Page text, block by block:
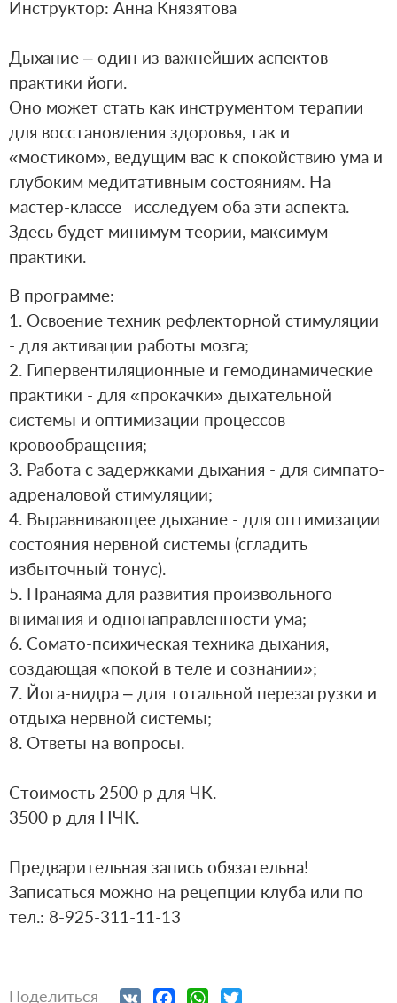
Инструктор: Анна Князятова⁣⁣⠀
Дыхание – один из важнейших аспектов
практики йоги. ⁣⁣⠀
Оно может стать как инструментом терапии
для восстановления здоровья, так и
«мостиком», ведущим вас к спокойствию ума и
глубоким медитативным состояниям. На
мастер-классе⠀исследуем оба эти аспекта.
Здесь будет минимум теории, максимум
практики.⁣⁣⠀
В программе:⁣⁣⠀
1. Освоение техник рефлекторной стимуляции
- для активации работы мозга;⁣⁣⠀
2. Гипервентиляционные и гемодинамические
практики - для «прокачки» дыхательной
системы и оптимизации процессов
кровообращения;⁣⁣⠀
3. Работа с задержками дыхания - для симпато-
адреналовой стимуляции;⁣⁣⠀
4. Выравнивающее дыхание - для оптимизации
состояния нервной системы (сгладить
избыточный тонус).⁣⁣⠀
5. Пранаяма для развития произвольного
внимания и однонаправленности ума;⁣⁣⠀
6. Cомато-психическая техника дыхания,
создающая «покой в теле и сознании»;⁣⁣⠀
7. Йога-нидра – для тотальной перезагрузки и
отдыха нервной системы;⁣⁣⠀
8. Ответы на вопросы.⁣⁣⠀
⁣⁣Стоимость 2500 р для ЧК.⁣⁣⠀
3500 р для НЧК.⁣⁣⠀
Предварительная запись обязательна!
Записаться можно на рецепции клуба или по
тел.: 8-925-311-11-13⁣⁣⠀
Поделиться VK FacebookWhatsApp